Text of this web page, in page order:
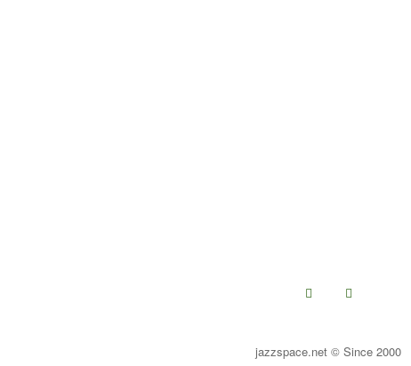
jazzspace.net © Since 2000